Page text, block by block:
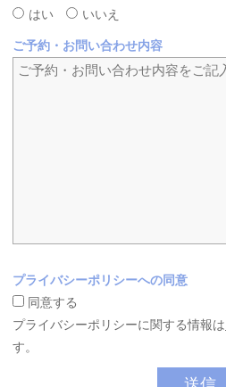
はい
いいえ
ご予約・お問い合わせ内容
プライバシーポリシーへの同意
同意する
プライバシーポリシーに関する情報は
す。